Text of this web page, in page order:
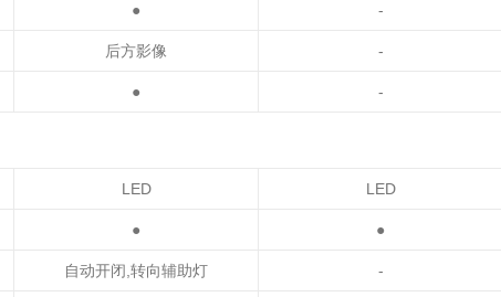
● -
后方影像 -
● -
LED LED
● ●
自动开闭,转向辅助灯 -